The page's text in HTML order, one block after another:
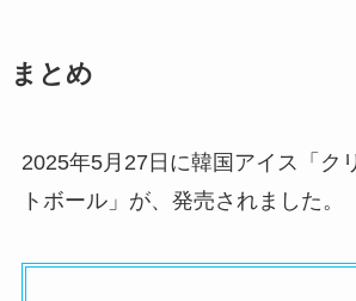
まとめ
2025年5月27日に韓国アイス「ク
トボール」が、発売されました。